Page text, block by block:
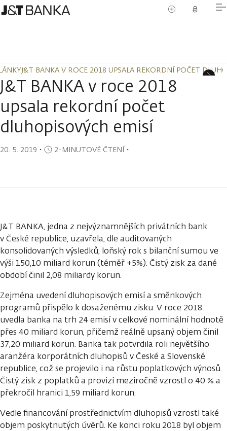
J&T BANKA V ROCE 2018 UPSALA REKORDNÍ POČET
J&T BANKA V ROCE 2018 UPSALA REKORDNÍ POČET
J&T BANKA v roce 2018
upsala rekordní počet
dluhopisových emisí
20. 5. 2019 ・ 2-MINUTOVÉ ČTENÍ・
J&T BANKA, jedna z nejvýznamnějších privátních bank
v České republice, uzavřela, dle auditovaných
konsolidovaných výsledků, loňský rok s bilanční sumou ve
výši 150,10 miliard korun (téměř +5%). Čistý zisk za dané
období činil 2,08 miliardy korun.
Zejména uvedení dluhopisových emisí a směnkových
programů přispělo k dosaženému zisku. V roce 2018
uvedla banka na trh 24 emisí v celkové nominální hodnotě
přes 40 miliard korun, přičemž reálně upsaný objem činil
37,20 miliard korun. Banka tak potvrdila roli největšího
aranžéra korporátních dluhopisů v České a Slovenské
republice, což se projevilo i na růstu poplatkových výnosů.
Čistý zisk z poplatků a provizí meziročně vzrostl o 40 % a
překročil hranici 1,59 miliard korun.
Vedle financování prostřednictvím dluhopisů vzrostl také
objem poskytnutých úvěrů. Ke konci roku 2018 byl objem